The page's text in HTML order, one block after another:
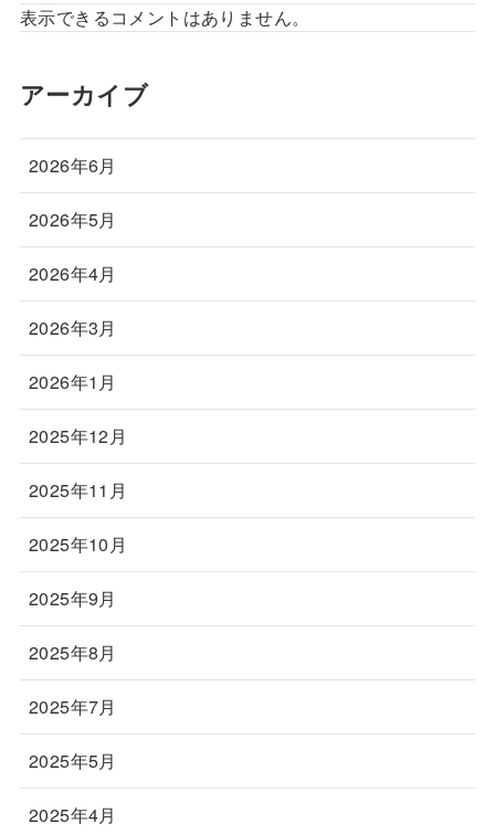
表示できるコメントはありません。
アーカイブ
2026年6月
2026年5月
2026年4月
2026年3月
2026年1月
2025年12月
2025年11月
2025年10月
2025年9月
2025年8月
2025年7月
2025年5月
2025年4月